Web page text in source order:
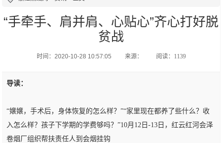
“手牵手、肩并肩、心贴心”齐心打好脱
贫战
时间：2020-10-28 10:57:05 来源： 阅读：1139
导读：
“嬢嬢，手术后，身体恢复的怎么样？”“家里现在都养了些什么？收
入怎么样？孩子下学期的学费够吗？”10月12日-13日，红云红河会泽
卷烟厂组织帮扶责任人到会烟挂钩